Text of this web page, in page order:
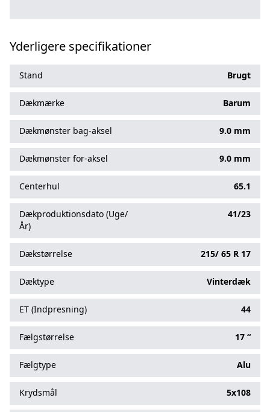
Yderligere specifikationer
Stand Brugt
Dækmærke Barum
Dækmønster bag-aksel 9.0 mm
Dækmønster for-aksel 9.0 mm
Centerhul 65.1
Dækproduktionsdato (Uge/
År)
41/23
Dækstørrelse 215/ 65 R 17
Dæktype Vinterdæk
ET (Indpresning) 44
Fælgstørrelse 17 “
Fælgtype Alu
Krydsmål 5x108